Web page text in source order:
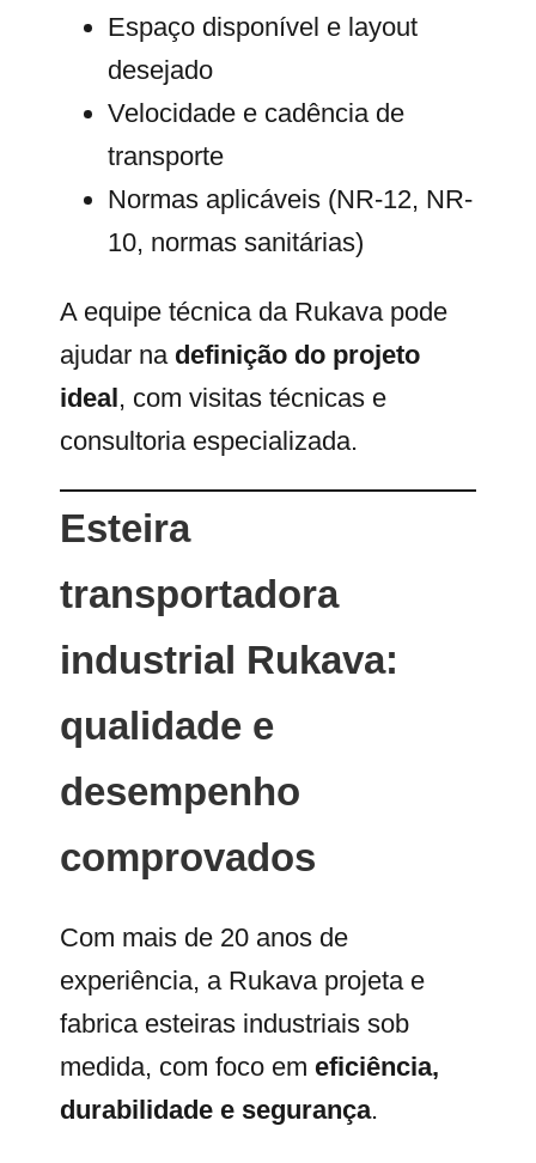
Espaço disponível e layout
desejado
Velocidade e cadência de
transporte
Normas aplicáveis (NR-12, NR-
10, normas sanitárias)
A equipe técnica da Rukava pode
ajudar na definição do projeto
ideal, com visitas técnicas e
consultoria especializada.
Esteira
transportadora
industrial Rukava:
qualidade e
desempenho
comprovados
Com mais de 20 anos de
experiência, a Rukava projeta e
fabrica esteiras industriais sob
medida, com foco em eficiência,
durabilidade e segurança.